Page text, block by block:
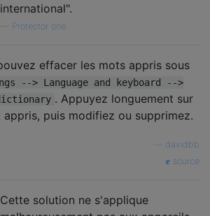
international".
Protector one
effacer les mots appris sous
--> Language and keyboard -->
. Appuyez longuement sur
appris, puis modifiez ou supprimez.
davidbb
source
Cette solution ne s'applique